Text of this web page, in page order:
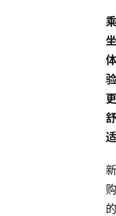
乘
坐
体
验
更
舒
适
新
购
的